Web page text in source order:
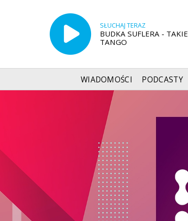
SŁUCHAJ TERAZ
BUDKA SUFLERA - TAKIE
TANGO
WIADOMOŚCI PODCASTY